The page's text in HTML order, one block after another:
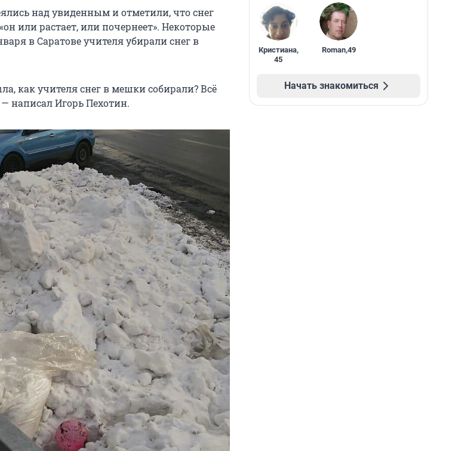
над увиденным и отметили, что снег
или растает, или почернеет». Некоторые
в Саратове учителя убирали снег в
как учителя снег в мешки собирали? Всё
написал Игорь Пехотин.
Кристиана,
45
Roman,49
Начать знакомиться